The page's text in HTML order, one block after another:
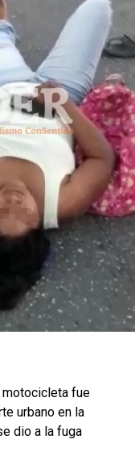
motocicleta fue
urbano en la
dio a la fuga